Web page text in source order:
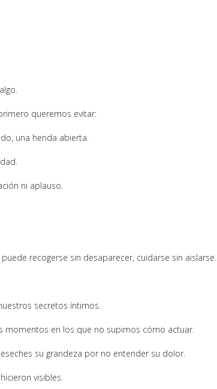
queremos evitar:
una herida abierta.
ni aplauso.
recogerse sin desaparecer, cuidarse sin aislarse.
secretos íntimos.
momentos en los que no supimos cómo actuar.
su grandeza por no entender su dolor.
visibles.